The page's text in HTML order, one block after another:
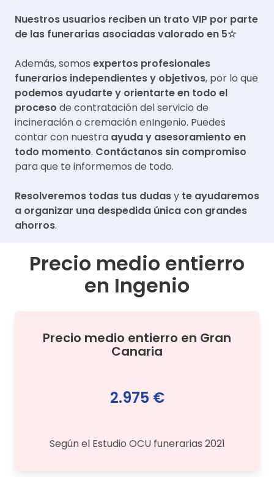
Nuestros usuarios reciben un trato VIP por parte
de las funerarias asociadas valorado en 5☆
Además, somos expertos profesionales
funerarios independientes y objetivos, por lo que
podemos ayudarte y orientarte en todo el
proceso de contratación del servicio de
incineración o cremación enIngenio. Puedes
contar con nuestra ayuda y asesoramiento en
todo momento. Contáctanos sin compromiso
para que te informemos de todo.
Resolveremos todas tus dudasy te ayudaremos
a organizar una despedida única con grandes
ahorros.
Precio medio entierro
en Ingenio
Precio medio entierro en Gran
Canaria
2.975 €
Según el Estudio OCU funerarias 2021